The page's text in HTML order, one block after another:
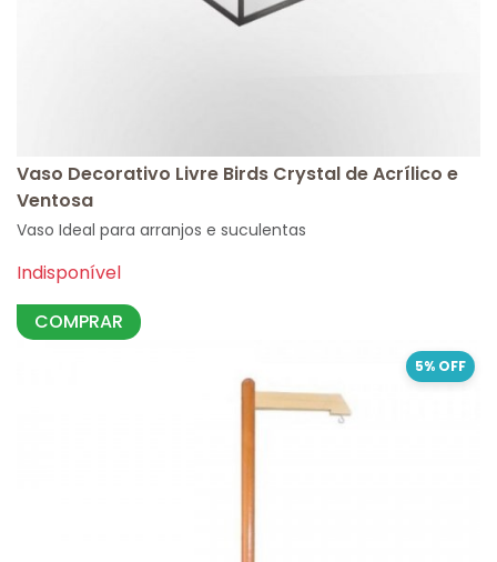
Vaso Decorativo Livre Birds Crystal de Acrílico e
Ventosa
Vaso Ideal para arranjos e suculentas
Indisponível
COMPRAR
5% OFF